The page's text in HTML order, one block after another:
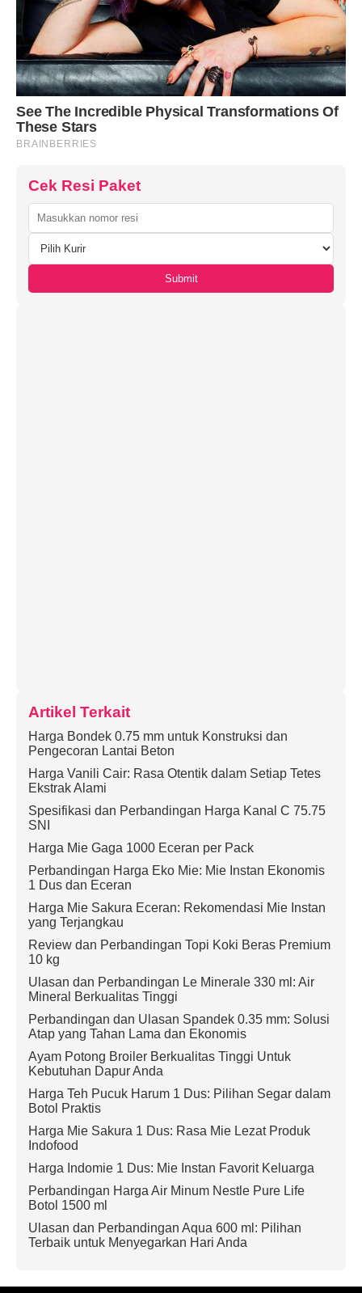
Cek Resi Paket
Submit
Artikel Terkait
Harga Bondek 0.75 mm untuk Konstruksi dan
Pengecoran Lantai Beton
Harga Vanili Cair: Rasa Otentik dalam Setiap Tetes
Ekstrak Alami
Spesifikasi dan Perbandingan Harga Kanal C 75.75
SNI
Harga Mie Gaga 1000 Eceran per Pack
Perbandingan Harga Eko Mie: Mie Instan Ekonomis
1 Dus dan Eceran
Harga Mie Sakura Eceran: Rekomendasi Mie Instan
yang Terjangkau
Review dan Perbandingan Topi Koki Beras Premium
10 kg
Ulasan dan Perbandingan Le Minerale 330 ml: Air
Mineral Berkualitas Tinggi
Perbandingan dan Ulasan Spandek 0.35 mm: Solusi
Atap yang Tahan Lama dan Ekonomis
Ayam Potong Broiler Berkualitas Tinggi Untuk
Kebutuhan Dapur Anda
Harga Teh Pucuk Harum 1 Dus: Pilihan Segar dalam
Botol Praktis
Harga Mie Sakura 1 Dus: Rasa Mie Lezat Produk
Indofood
Harga Indomie 1 Dus: Mie Instan Favorit Keluarga
Perbandingan Harga Air Minum Nestle Pure Life
Botol 1500 ml
Ulasan dan Perbandingan Aqua 600 ml: Pilihan
Terbaik untuk Menyegarkan Hari Anda